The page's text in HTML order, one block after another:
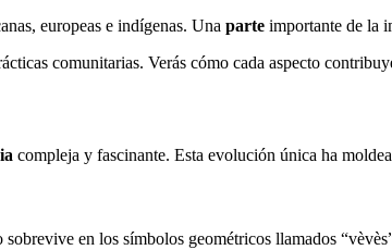
europeas e indígenas. Una parte importante de la
comunitarias. Verás cómo cada aspecto
compleja y fascinante. Esta evolución única ha
en los símbolos geométricos llamados